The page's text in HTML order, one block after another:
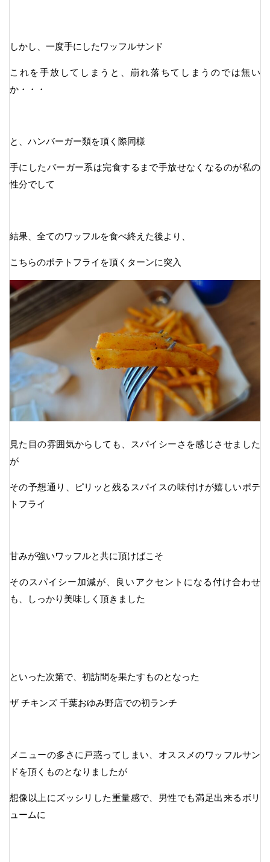
しかし、一度手にしたワッフルサンド
これを手放してしまうと、崩れ落ちてしまうのでは無い
か・・・
と、ハンバーガー類を頂く際同様
手にしたバーガー系は完食するまで手放せなくなるのが私の
性分でして
結果、全てのワッフルを食べ終えた後より、
こちらのポテトフライを頂くターンに突入
見た目の雰囲気からしても、スパイシーさを感じさせました
が
その予想通り、ピリッと残るスパイスの味付けが嬉しいポテ
トフライ
甘みが強いワッフルと共に頂けばこそ
そのスパイシー加減が、良いアクセントになる付け合わせ
も、しっかり美味しく頂きました
といった次第で、初訪問を果たすものとなった
ザ チキンズ 千葉おゆみ野店での初ランチ
メニューの多さに戸惑ってしまい、オススメのワッフルサン
ドを頂くものとなりましたが
想像以上にズッシリした重量感で、男性でも満足出来るボリ
ュームに